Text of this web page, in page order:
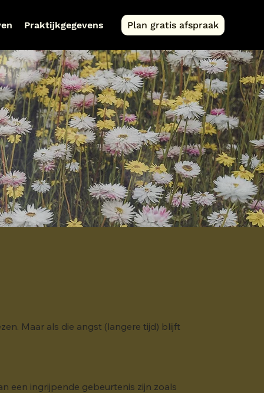
Praktijkgegevens Plan gratis afspraak
Maar als die angst (langere tijd) blijft
een ingrijpende gebeurtenis zijn zoals